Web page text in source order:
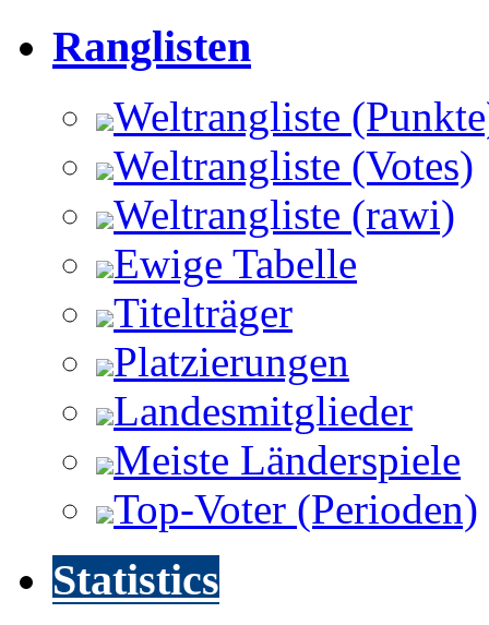
Ranglisten
Weltrangliste
Weltrangliste (Votes)
Weltrangliste (rawi)
Ewige Tabelle
Titelträger
Platzierungen
Landesmitglieder
Meiste Länderspiele
Top-Voter (Perioden)
Statistics